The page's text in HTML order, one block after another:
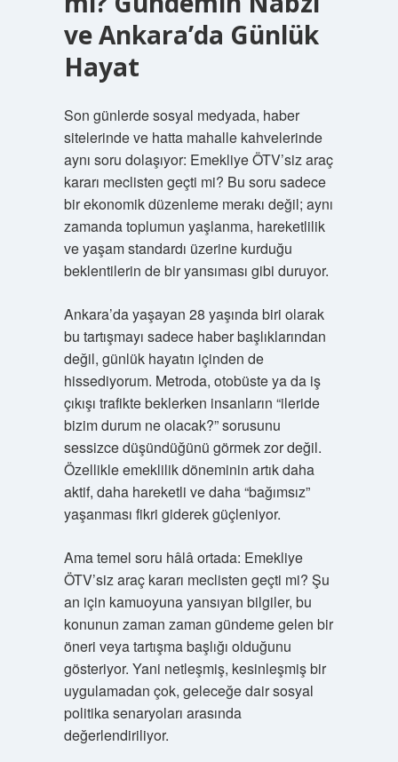
ve Ankara’da Günlük
Hayat
Son günlerde sosyal medyada, haber
sitelerinde ve hatta mahalle kahvelerinde
aynı soru dolaşıyor: Emekliye ÖTV’siz araç
kararı meclisten geçti mi? Bu soru sadece
bir ekonomik düzenleme merakı değil; aynı
zamanda toplumun yaşlanma, hareketlilik
ve yaşam standardı üzerine kurduğu
beklentilerin de bir yansıması gibi duruyor.
Ankara’da yaşayan 28 yaşında biri olarak
bu tartışmayı sadece haber başlıklarından
değil, günlük hayatın içinden de
hissediyorum. Metroda, otobüste ya da iş
çıkışı trafikte beklerken insanların “ileride
bizim durum ne olacak?” sorusunu
sessizce düşündüğünü görmek zor değil.
Özellikle emeklilik döneminin artık daha
aktif, daha hareketli ve daha “bağımsız”
yaşanması fikri giderek güçleniyor.
Ama temel soru hâlâ ortada: Emekliye
ÖTV’siz araç kararı meclisten geçti mi? Şu
an için kamuoyuna yansıyan bilgiler, bu
konunun zaman zaman gündeme gelen bir
öneri veya tartışma başlığı olduğunu
gösteriyor. Yani netleşmiş, kesinleşmiş bir
uygulamadan çok, geleceğe dair sosyal
politika senaryoları arasında
değerlendiriliyor.